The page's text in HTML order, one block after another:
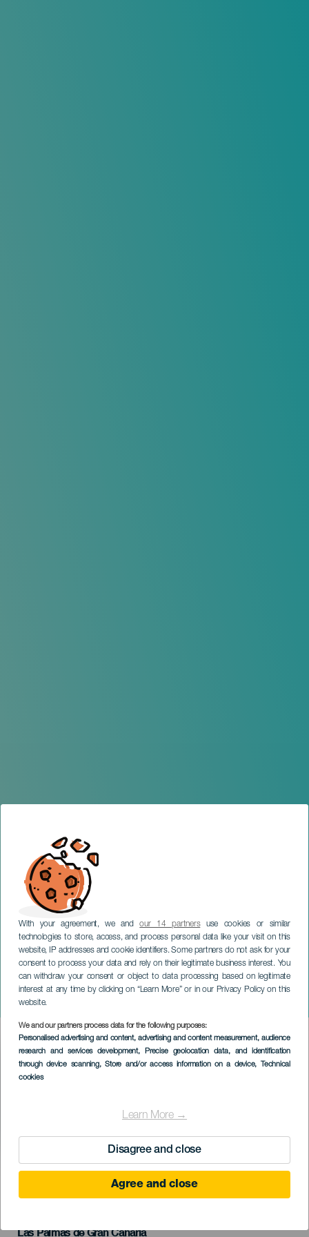
With your agreement, we andour 14 partnersuse cookies or similar
technologies to store, access, and process personal data like your visit on this
website, IP addresses and cookie identifiers. Some partners do not ask for your
consent to process your data and rely on their legitimate business interest. You
can withdraw your consent or object to data processing based on legitimate
interest at any time by clicking on “Learn More” or in our Privacy Policy on this
website.
We and our partners process data for the following purposes:
Personalised advertising and content, advertising and content measurement, audience
research and services development, Precise geolocation data, and identification
through device scanning, Store and/or access information on a device, Technical
cookies
Learn More →
Disagree and close
Agree and close
Loco Bongo
GRAN CANARIA
Imagen
Listado
KORÁBBI ESEMÉNY
Localidad
Las Palmas de Gran Canaria